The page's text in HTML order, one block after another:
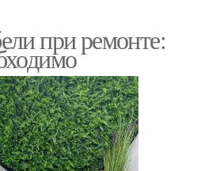
при ремонте: